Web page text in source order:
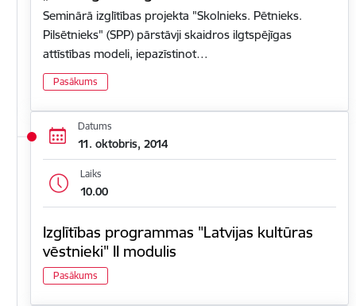
Seminārā izglītības projekta "Skolnieks. Pētnieks.
Pilsētnieks" (SPP) pārstāvji skaidros ilgtspējīgas
attīstības modeli, iepazīstinot…
Pasākums
Datums
11. oktobris, 2014
Laiks
10.00
Izglītības programmas "Latvijas kultūras
vēstnieki" II modulis
Pasākums